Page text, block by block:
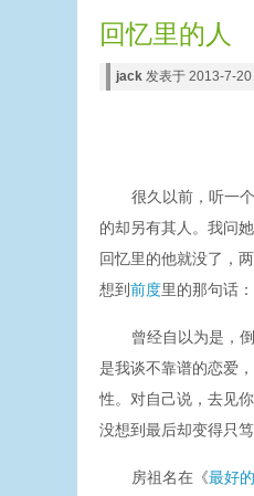
回忆里的人
jack 发表于 2013-7-20
很久以前，听一
的却另有其人。我问
回忆里的他就没了，
想到 前度里的那句话
曾经自以为是，
是我谈不靠谱的恋爱
性。对自己说，去见
没想到最后却变得只笃
房祖名在《最好